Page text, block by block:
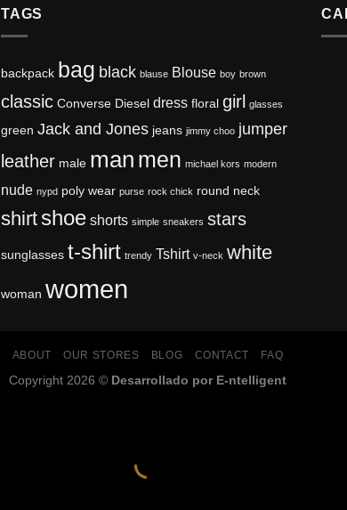
TAGS
backpack bag black blause Blouse boy brown
classic Converse Diesel dress floral girl glasses
green Jack and Jones jeans jimmy choo jumper
leather male man men michael kors modern
nude nypd poly wear purse rock chick round neck
shirt shoe shorts simple sneakers stars
sunglasses t-shirt trendy Tshirt v-neck white
woman women
ABOUT OUR STORES BLOG CONTACT FAQ
Copyright 2026 © Desarrollado por E-ntelligent